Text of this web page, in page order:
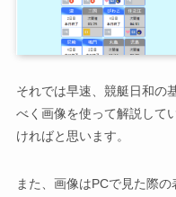
それでは早速、競艇日和の
べく画像を使って解説して
ければと思います。
また、画像はPCで見た際